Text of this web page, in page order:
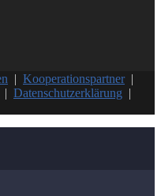
| Kooperationspartner|
| Datenschutzerklärung |